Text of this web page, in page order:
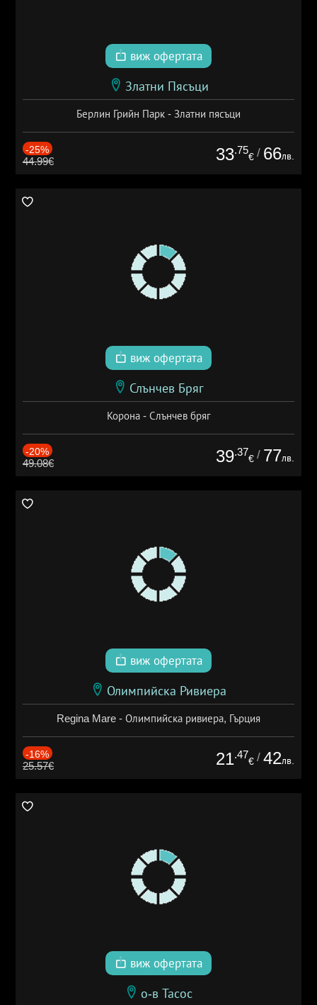
виж офертата
Златни Пясъци
Берлин Грийн Парк - Златни пясъци
-25%
44.99€ 33.75
€ / 66лв.
виж офертата
Слънчев Бряг
Корона - Слънчев бряг
-20%
49.08€ 39.37
€ / 77лв.
виж офертата
Олимпийска Ривиера
Regina Mare - Олимпийска ривиера, Гърция
-16%
25.57€ 21.47
€ / 42лв.
виж офертата
о-в Тасос